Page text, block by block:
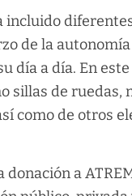
incluido
de la
día a día. En
de ruedas,
como de otros
donación a